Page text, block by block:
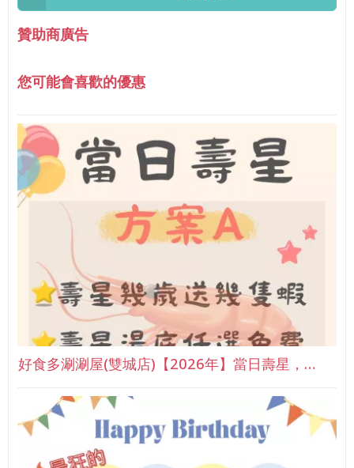
贊助商廣告
您可能會喜歡的優惠
好食多涮涮屋(雙城店)【2026年】當日壽星，…